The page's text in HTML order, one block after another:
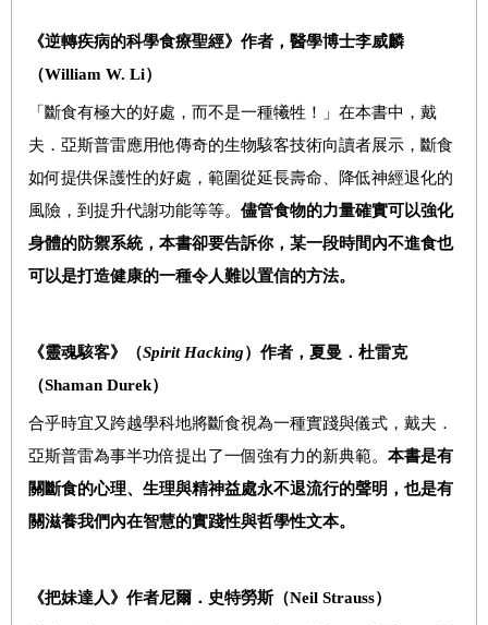
《逆轉疾病的科學食療聖經》 作者， 醫學博士李威麟
（William W. Li）
「斷食有極大的好處，而不是一種犧牲！」在本書中，戴
夫 ． 亞斯普雷應用他傳奇的生物駭客技術向讀者展示，斷食
如何提供保護性的好處，範圍從延長壽命、降低神經退化的
風險，到提升代謝功能等等。 儘管食物的力量確實可以強化
身體的防禦系統，本書卻要告訴你，某一段時間內不進食也
可以是打造健康的一種令人難以置信的方法。
《靈魂駭客》（Spirit Hacking）作者，夏曼 ．杜雷克
（Shaman Durek）
合乎時宜又跨越學科地將斷食視為一種實踐與儀式，戴夫 ．
亞斯普雷為事半功倍提出了一個強有力的新典範。 本書是有
關斷食的心理、生理與精神益處永不退流行的聲明，也是有
關滋養我們內在智慧的實踐性與哲學性文本。
《把妹達人》作者尼爾．史特勞斯（Neil Strauss）